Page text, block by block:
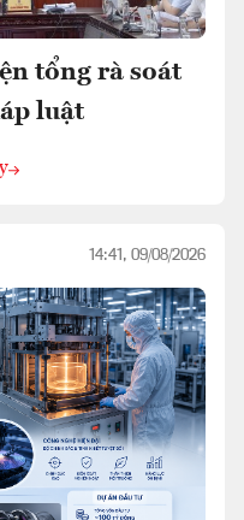
tổng rà soát
luật
14:41, 09/08/2026